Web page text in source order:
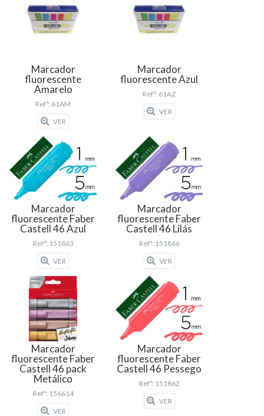
Marcador
fluorescente
Amarelo
Refª: 61AM
VER
Marcador
fluorescente Azul
Refª: 61AZ
VER
Marcador
fluorescente Faber
Castell 46 Azul
Refª: 151863
VER
Marcador
fluorescente Faber
Castell 46 Lilás
Refª: 151866
VER
Marcador
fluorescente Faber
Castell 46 pack
Metálico
Refª: 156614
VER
Marcador
fluorescente Faber
Castell 46 Pessego
Refª: 151862
VER